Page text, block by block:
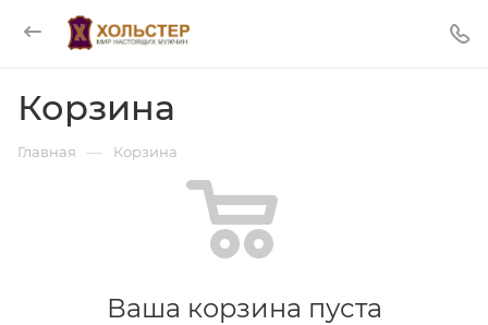
Корзина
Главная — Корзина
Ваша корзина пуста